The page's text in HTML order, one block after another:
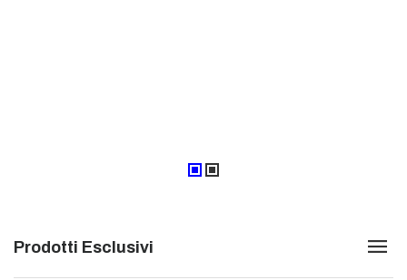
Prodotti Esclusivi